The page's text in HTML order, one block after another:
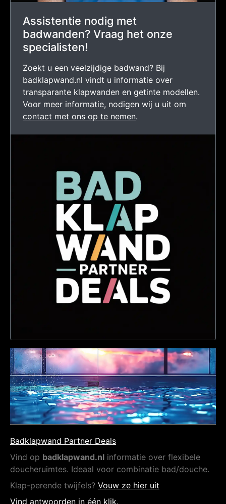
Assistentie nodig met
badwanden? Vraag het onze
specialisten!
Zoekt u een veelzijdige badwand? Bij
badklapwand.nl vindt u informatie over
transparante klapwanden en getinte modellen.
Voor meer informatie, nodigen wij u uit om
contact met ons op te nemen.
Badklapwand Partner Deals
Vind op badklapwand.nl informatie over flexibele
doucheruimtes. Ideaal voor combinatie bad/douche.
Klap-perende twijfels? Vouw ze hier uit
Vind antwoorden in één klik.